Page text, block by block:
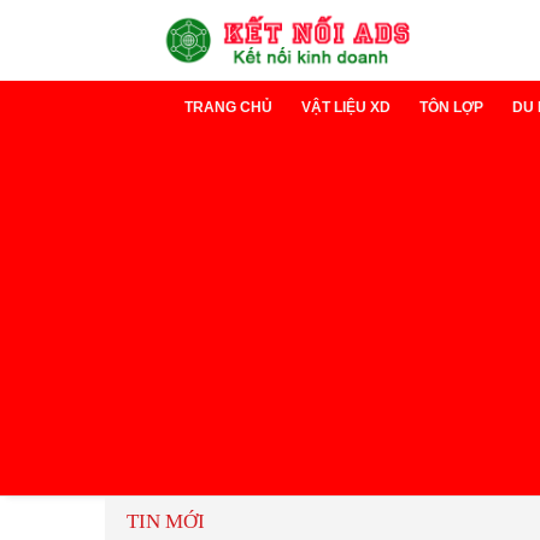
TRANG CHỦ VẬT LIỆU XD TÔN LỢP DU
TIN MỚI